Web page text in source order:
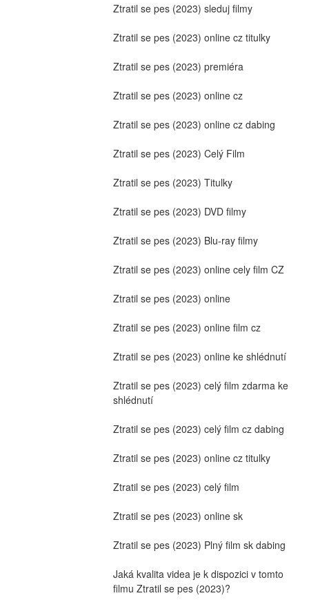
Ztratil se pes (2023) sleduj filmy
Ztratil se pes (2023) online cz titulky
Ztratil se pes (2023) premiéra
Ztratil se pes (2023) online cz
Ztratil se pes (2023) online cz dabing
Ztratil se pes (2023) Celý Film
Ztratil se pes (2023) Titulky
Ztratil se pes (2023) DVD filmy
Ztratil se pes (2023) Blu-ray filmy
Ztratil se pes (2023) online cely film CZ
Ztratil se pes (2023) online
Ztratil se pes (2023) online film cz
Ztratil se pes (2023) online ke shlédnutí
Ztratil se pes (2023) celý film zdarma ke
shlédnutí
Ztratil se pes (2023) celý film cz dabing
Ztratil se pes (2023) online cz titulky
Ztratil se pes (2023) celý film
Ztratil se pes (2023) online sk
Ztratil se pes (2023) Plný film sk dabing
Jaká kvalita videa je k dispozici v tomto
filmu Ztratil se pes (2023)?